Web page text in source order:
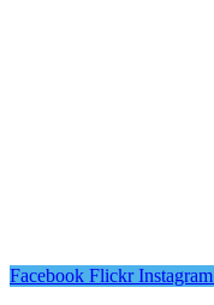
Facebook Flickr Instagram